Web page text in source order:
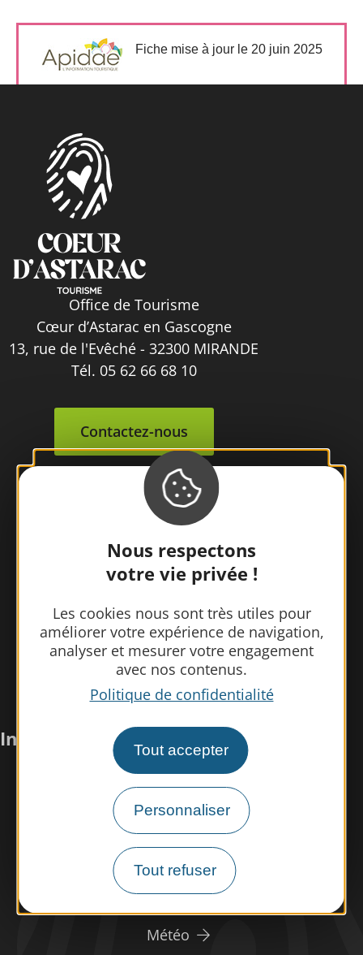
Nous respectons
votre vie privée !
Les cookies nous sont très utiles pour
améliorer votre expérience de navigation,
analyser et mesurer votre engagement
avec nos contenus.
Politique de confidentialité
Tout accepter
Personnaliser
Tout refuser
Fiche mise à jour le 20 juin 2025
Office de Tourisme
Cœur d’Astarac en Gascogne
13, rue de l'Evêché - 32300 MIRANDE
Tél. 05 62 66 68 10
Contactez-nous
Infos pratiques
Nous rencontrer
Nos brochures
Espace pro/presse
Tourisme handicap
Météo